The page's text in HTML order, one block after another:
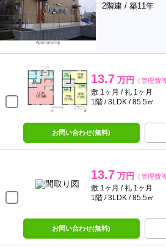
2階建 / 築11年
13.7 万円 （管理費
敷 1ヶ月 / 礼 1ヶ月
1階 / 3LDK / 85.5㎡
お問い合わせ(無料)
13.7 万円 （管理費
敷 1ヶ月 / 礼 1ヶ月
1階 / 3LDK / 85.5㎡
お問い合わせ(無料)